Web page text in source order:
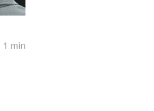
1 min